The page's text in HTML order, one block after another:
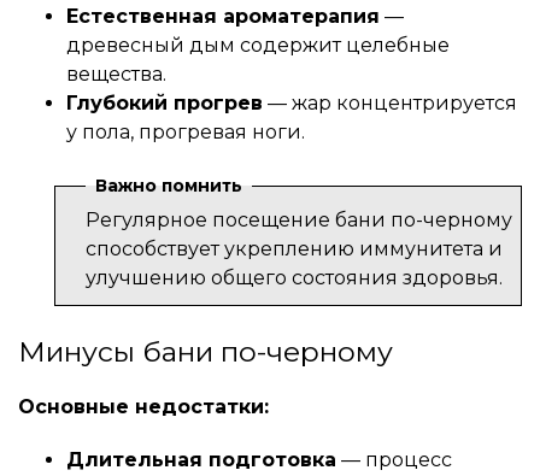
Естественная ароматерапия —
древесный дым содержит целебные
вещества.
Глубокий прогрев — жар концентрируется
у пола, прогревая ноги.
Важно помнить
Регулярное посещение бани по-черному
способствует укреплению иммунитета и
улучшению общего состояния здоровья.
Минусы бани по-черному
Основные недостатки:
Длительная подготовка — процесс